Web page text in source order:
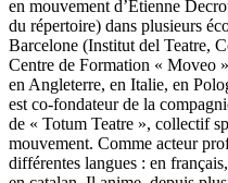
en mouvement d’Etienne
du répertoire) dans plusieurs
Barcelone (Institut del Teatre,
Centre de Formation « Moveo
en Angleterre, en Italie, en
est co-fondateur de la
de « Totum Teatre », collectif
mouvement. Comme acteur
différentes langues : en